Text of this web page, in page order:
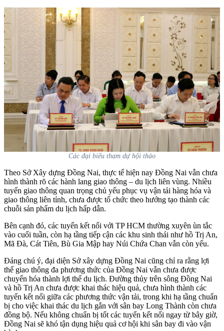
Các đại biểu tham dự hội thảo
Theo Sở Xây dựng Đồng Nai, thực tế hiện nay Đồng Nai vẫn chưa
hình thành rõ các hành lang giao thông – du lịch liên vùng. Nhiều
tuyến giao thông quan trọng chủ yếu phục vụ vận tải hàng hóa và
giao thông liên tỉnh, chưa được tổ chức theo hướng tạo thành các
chuỗi sản phẩm du lịch hấp dẫn.
Bên cạnh đó, các tuyến kết nối với TP HCM thường xuyên ùn tắc
vào cuối tuần, còn hạ tầng tiếp cận các khu sinh thái như hồ Trị An,
Mã Đà, Cát Tiên, Bù Gia Mập hay Núi Chứa Chan vẫn còn yếu.
Đáng chú ý, đại diện Sở xây dựng Đồng Nai cũng chỉ ra rằng lợi
thế giao thông đa phương thức của Đồng Nai vẫn chưa được
chuyển hóa thành lợi thế du lịch. Đường thủy trên sông Đồng Nai
và hồ Trị An chưa được khai thác hiệu quả, chưa hình thành các
tuyến kết nối giữa các phương thức vận tải, trong khi hạ tầng chuẩn
bị cho việc khai thác du lịch gắn với sân bay Long Thành còn chưa
đồng bộ. Nếu không chuẩn bị tốt các tuyến kết nối ngay từ bây giờ,
Đồng Nai sẽ khó tận dụng hiệu quả cơ hội khi sân bay đi vào vận